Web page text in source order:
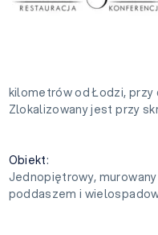
kilometrów od Łodzi, przy
Zlokalizowany jest przy
Obiekt:
Jednopiętrowy,
poddaszem i